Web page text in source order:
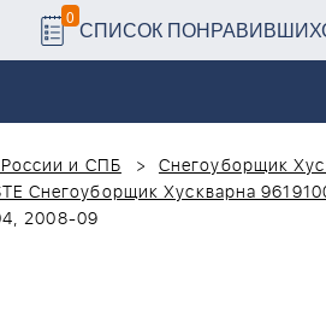
0 СПИСОК
и СПБ
Снегоуборщик
Снегоуборщик Хускварна
2008-09